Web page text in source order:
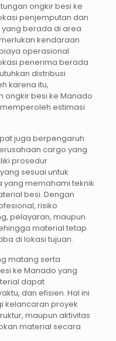
ongkir besi ke
penjemputan dan
yang berada di area
kendaraan
operasional
penerima berada
distribusi
karena itu,
ongkir besi ke Manado
estimasi
juga berpengaruh
cargo yang
prosedur
sesuai untuk
yang memahami teknik
besi. Dengan
risiko
pelayaran, maupun
material tetap
di lokasi tujuan.
matang serta
ke Manado yang
dapat
dan efisien. Hal ini
kelancaran proyek
maupun aktivitas
material secara